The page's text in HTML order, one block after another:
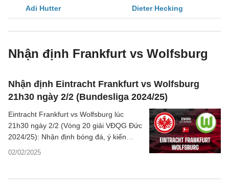
Adi Hutter Dieter Hecking
Nhận định Frankfurt vs Wolfsburg
Nhận định Eintracht Frankfurt vs Wolfsburg
21h30 ngày 2/2 (Bundesliga 2024/25)
02/02/2025
Eintracht Frankfurt vs Wolfsburg lúc
21h30 ngày 2/2 (Vòng 20 giải VĐQG Đức
2024/25): Nhận định bóng đá, ý kiến
chuyên gia, dự đoán kết quả, thông tin